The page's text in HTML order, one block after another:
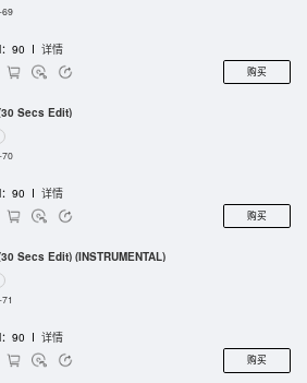
69
90 I 详情
购买
Secs Edit)
70
90 I 详情
购买
Secs Edit) (INSTRUMENTAL)
90 I 详情
购买